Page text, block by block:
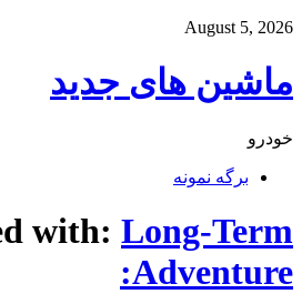
August 5, 2026
ماشین های جدید
خودرو
برگه نمونه
with: Long-Term
Adventure: